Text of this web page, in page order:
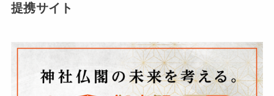
提携サイト